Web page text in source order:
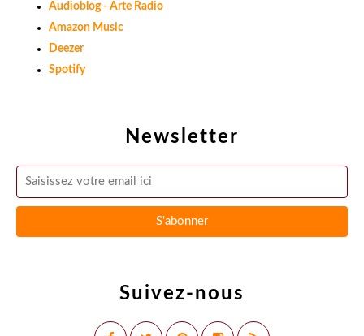
Newsletter
Suivez-nous
Audioblog - Arte Radio
Amazon Music
Deezer
Spotify